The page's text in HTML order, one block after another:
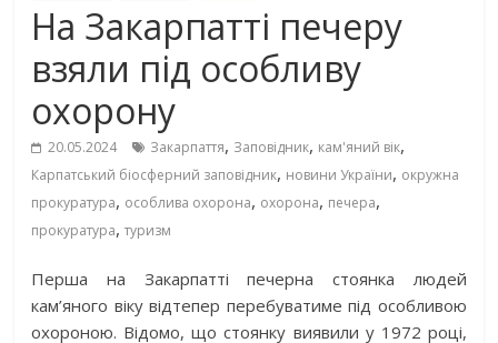
На Закарпатті печеру
взяли під особливу
охорону
20.05.2024 Закарпаття, Заповідник, кам'яний вік,
Карпатський біосферний заповідник, новини України, окружна
прокуратура, особлива охорона, охорона, печера,
прокуратура,туризм
Перша на Закарпатті печерна стоянка людей
кам’яного віку відтепер перебуватиме під особливою
охороною. Відомо, що стоянку виявили у 1972 році,